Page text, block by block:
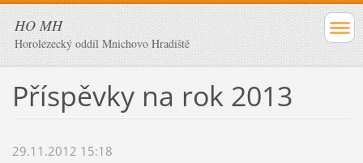
HO MH
Horolezecký oddíl Mnichovo Hradiště
Příspěvky na rok 2013
29.11.2012 15:18